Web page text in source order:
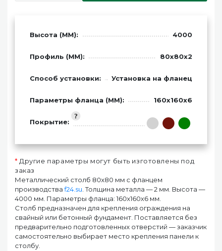
Высота (ММ): 4000
Профиль (ММ): 80х80х2
Способ установки: Установка на фланец
Параметры фланца (ММ): 160х160х6
Покрытие:
* Другие параметры могут быть изготовлены под
заказ
Металлический столб 80х80 мм с фланцем
производстваf24.su . Толщина металла — 2 мм. Высота —
4000 мм. Параметры фланца: 160х160х6 мм.
Столб предназначен для крепления ограждения на
свайный или бетонный фундамент. Поставляется без
предварительно подготовленных отверстий — заказчик
самостоятельно выбирает место крепления панели к
столбу.